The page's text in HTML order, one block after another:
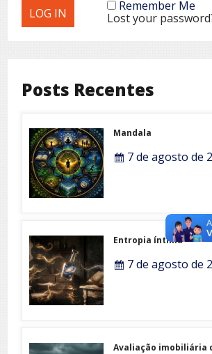
Remember Me
Lost your
Posts Recentes
Mandala
7 de agosto de
Entropia íntima
7 de agosto de
Avaliação imobiliária